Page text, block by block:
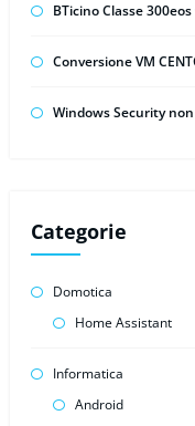
BTicino Classe
Conversione VM
Windows Security
Categorie
Domotica
Home Assistant
Informatica
Android